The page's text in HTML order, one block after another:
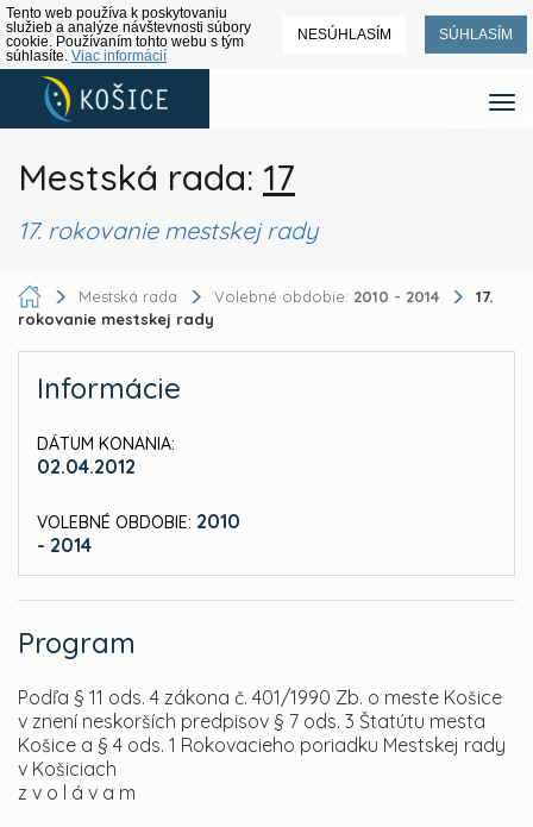
Tento web používa k poskytovaniu
služieb a analýze návštevnosti súbory
cookie. Používaním tohto webu s tým
súhlasíte. Viac informácií
NESÚHLASÍM SÚHLASÍM
Mestská rada: 17
17. rokovanie mestskej rady
Mestská rada Volebné obdobie: 2010 - 2014
17.
rokovanie mestskej rady
Informácie
DÁTUM KONANIA:
02.04.2012
VOLEBNÉ OBDOBIE: 2010
- 2014
Program
Podľa § 11 ods. 4 zákona č. 401/1990 Zb. o meste Košice
v znení neskorších predpisov § 7 ods. 3 Štatútu mesta
Košice a § 4 ods. 1 Rokovacieho poriadku Mestskej rady
v Košiciach
z v o l á v a m